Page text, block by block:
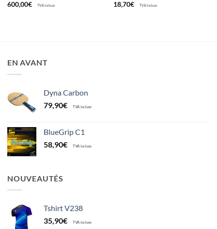
600,00€ TVA incluse 18,70€ TVA incluse
EN AVANT
Dyna Carbon
79,90€ TVA incluse
BlueGrip C1
58,90€ TVA incluse
NOUVEAUTÉS
Tshirt V238
35,90€ TVA incluse